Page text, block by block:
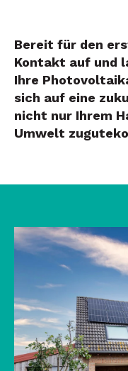
Bereit für den
Kontakt auf und
Ihre
sich auf eine
nicht nur Ihrem
Umwelt